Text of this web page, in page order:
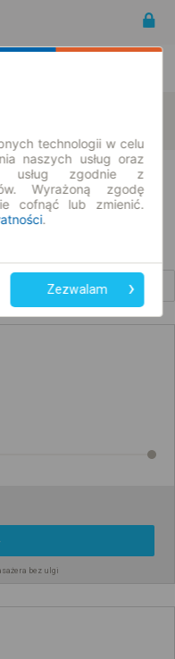
bez ulgi
technologii w celu
naszych usług oraz
usług zgodnie z
Wyrażoną zgodę
cofnąć lub zmienić.
.
Zezwalam